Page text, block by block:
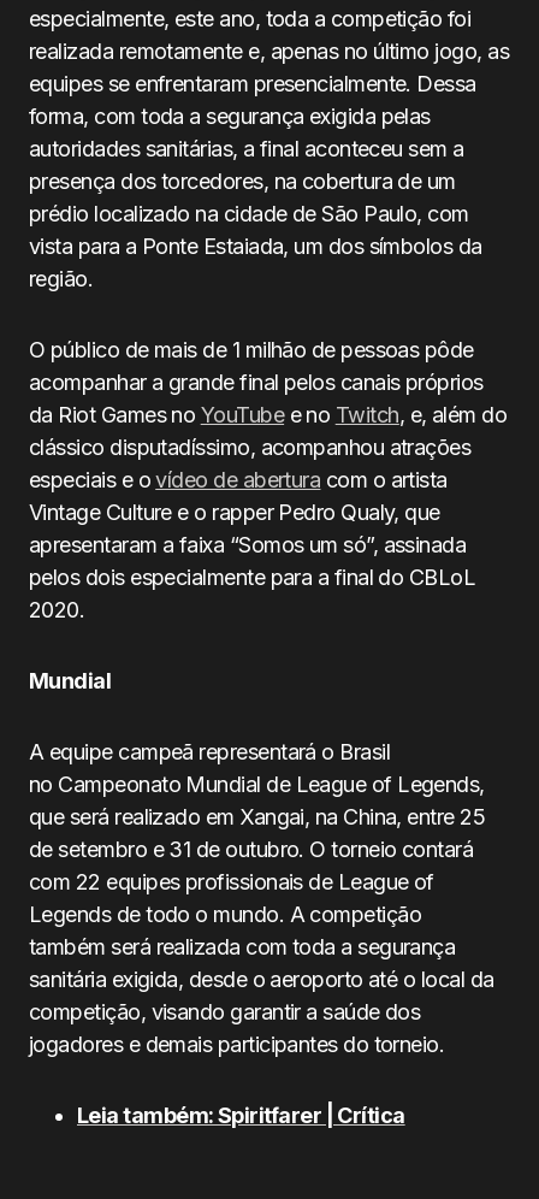
especialmente, este ano, toda a competição foi
realizada remotamente e, apenas no último jogo, as
equipes se enfrentaram presencialmente. Dessa
forma, com toda a segurança exigida pelas
autoridades sanitárias, a final aconteceu sem a
presença dos torcedores, na cobertura de um
prédio localizado na cidade de São Paulo, com
vista para a Ponte Estaiada, um dos símbolos da
região.
O público de mais de 1 milhão de pessoas pôde
acompanhar a grande final pelos canais próprios
da Riot Games no YouTubee no Twitch, e, além do
clássico disputadíssimo, acompanhou atrações
especiais e ovídeo de abertura com o artista
Vintage Culture e o rapper Pedro Qualy, que
apresentaram a faixa “Somos um só”, assinada
pelos dois especialmente para a final do CBLoL
2020.
Mundial
A equipe campeã representará o Brasil
no Campeonato Mundial de League of Legends,
que será realizado em Xangai, na China, entre 25
de setembro e 31 de outubro. O torneio contará
com 22 equipes profissionais de League of
Legends de todo o mundo. A competição
também será realizada com toda a segurança
sanitária exigida, desde o aeroporto até o local da
competição, visando garantir a saúde dos
jogadores e demais participantes do torneio.
Leia também: Spiritfarer | Crítica